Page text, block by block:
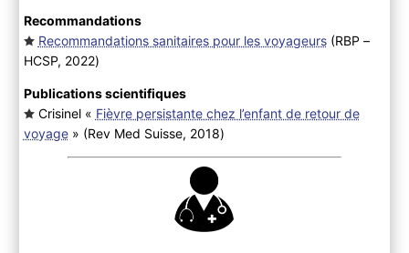
Recommandations
Recommandations sanitaires pour les voyageurs(RBP –
HCSP, 2022)
Publications scientifiques
Crisinel « Fièvre persistante chez l’enfant de retour de
voyage» (Rev Med Suisse, 2018)